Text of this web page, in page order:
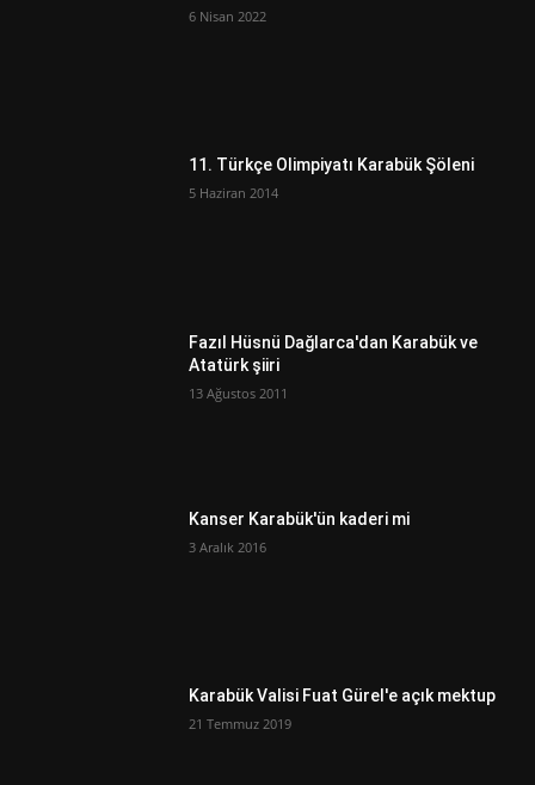
6 Nisan 2022
11. Türkçe Olimpiyatı Karabük Şöleni
5 Haziran 2014
Fazıl Hüsnü Dağlarca'dan Karabük ve
Atatürk şiiri
13 Ağustos 2011
Kanser Karabük'ün kaderi mi
3 Aralık 2016
Karabük Valisi Fuat Gürel'e açık mektup
21 Temmuz 2019